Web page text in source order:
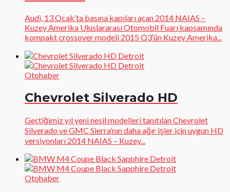
Audi, 13 Ocak’ta basına kapıları açan 2014 NAIAS –
Kuzey Amerika Uluslararası Otomobil Fuarı kapsamında
kompakt crossover modeli 2015 Q3′ün Kuzey Amerika...
Otohaber
Chevrolet Silverado HD
Geçtiğimiz yıl yeni nesil modelleri tanıtılan Chevrolet
Silverado ve GMC Sierra’nın daha ağır işler için uygun HD
versiyonları 2014 NAIAS – Kuzey...
Otohaber